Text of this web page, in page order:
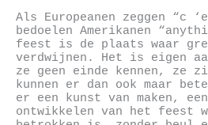
Als Europeanen zeggen “c
bedoelen Amerikanen
feest is de plaats waar
verdwijnen. Het is eigen
ze geen einde kennen, ze
kunnen er dan ook maar
er een kunst van maken,
ontwikkelen van het feest